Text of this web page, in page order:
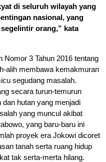
di seluruh wilayah yang
nasional, yang
orang,” kata
Nomor 3 Tahun 2016 tentang
alih membawa kemakmuran
segudang masalah.
secara turun-temurun
hutan yang menjadi
yang muncul akibat
yang baru-baru ini
proyek era Jokowi dicoret
tanah serta ruang hidup
tak serta-merta hilang.